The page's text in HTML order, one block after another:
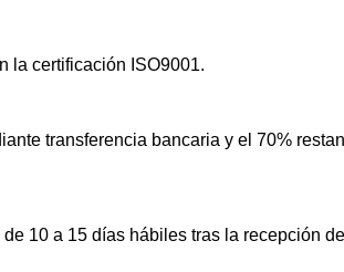
la certificación ISO9001.
transferencia bancaria y el 70%
10 a 15 días hábiles tras la recepción